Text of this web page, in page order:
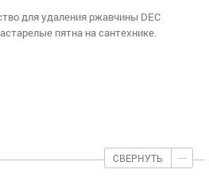
для удаления ржавчины DEC
пятна на сантехнике.
СВЕРНУТЬ